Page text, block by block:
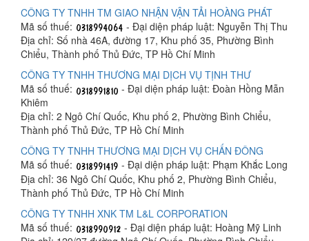
CÔNG TY TNHH TM GIAO NHẬN VẬN TẢI HOÀNG PHÁT
Mã số thuế:
- Đại diện pháp luật: Nguyễn Thị Thu
Địa chỉ: Số nhà 46A, đường 17, Khu phố 35, Phường Bình
Chiểu, Thành phố Thủ Đức, TP Hồ Chí Minh
CÔNG TY TNHH THƯƠNG MẠI DỊCH VỤ TỊNH THƯ
Mã số thuế:
- Đại diện pháp luật: Đoàn Hồng Mẫn
Khiêm
Địa chỉ: 2 Ngô Chí Quốc, Khu phố 2, Phường Bình Chiểu,
Thành phố Thủ Đức, TP Hồ Chí Minh
CÔNG TY TNHH THƯƠNG MẠI DỊCH VỤ CHẤN ĐÔNG
Mã số thuế:
- Đại diện pháp luật: Phạm Khắc Long
Địa chỉ: 36 Ngô Chí Quốc, Khu phố 2, Phường Bình Chiểu,
Thành phố Thủ Đức, TP Hồ Chí Minh
CÔNG TY TNHH XNK TM L&L CORPORATION
Mã số thuế:
- Đại diện pháp luật: Hoàng Mỹ Linh